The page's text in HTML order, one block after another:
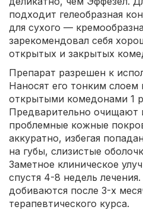
подходит гелеобразная
для сухого —
зарекомендовал себя
открытых и закрытых
Препарат разрешен к
Наносят его тонким слоем
открытыми комедонами 1
Предварительно
проблемные кожные
аккуратно, избегая
на губы, слизистые
Заметное клиническое
спустя 4-8 недель
добиваются после 3-х
терапевтического курса.